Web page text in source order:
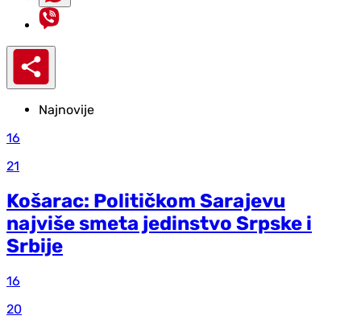
Najnovije
16
21
Košarac: Političkom Sarajevu
najviše smeta jedinstvo Srpske i
Srbije
16
20